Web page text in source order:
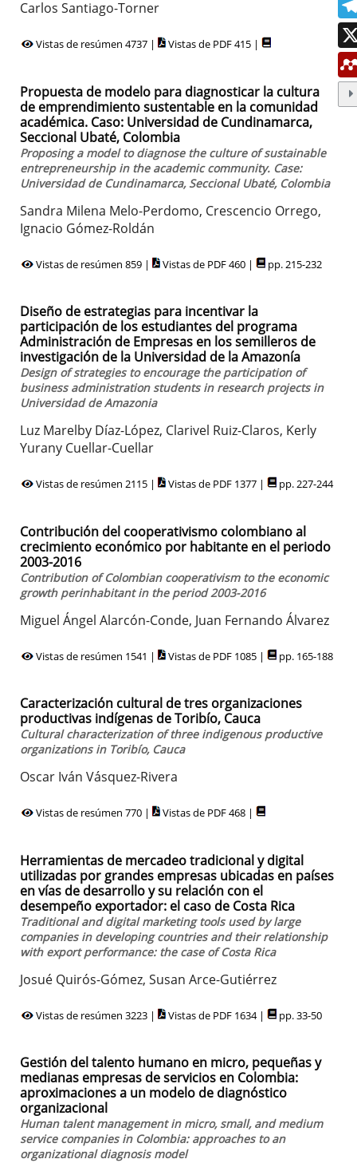
Carlos Santiago-Torner
Vistas de resúmen 4737 | Vistas de PDF 415 |
Propuesta de modelo para diagnosticar la cultura
de emprendimiento sustentable en la comunidad
académica. Caso: Universidad de Cundinamarca,
Seccional Ubaté, Colombia
Proposing a model to diagnose the culture of sustainable
entrepreneurship in the academic community. Case:
Universidad de Cundinamarca, Seccional Ubaté, Colombia
Sandra Milena Melo-Perdomo, Crescencio Orrego,
Ignacio Gómez-Roldán
Vistas de resúmen 859 | Vistas de PDF 460 | pp. 215-232
Diseño de estrategias para incentivar la
participación de los estudiantes del programa
Administración de Empresas en los semilleros de
investigación de la Universidad de la Amazonía
Design of strategies to encourage the participation of
business administration students in research projects in
Universidad de Amazonia
Luz Marelby Díaz-López, Clarivel Ruiz-Claros, Kerly
Yurany Cuellar-Cuellar
Vistas de resúmen 2115 | Vistas de PDF 1377 | pp. 227-244
Contribución del cooperativismo colombiano al
crecimiento económico por habitante en el periodo
2003-2016
Contribution of Colombian cooperativism to the economic
growth perinhabitant in the period 2003-2016
Miguel Ángel Alarcón-Conde, Juan Fernando Álvarez
Vistas de resúmen 1541 | Vistas de PDF 1085 | pp. 165-188
Caracterización cultural de tres organizaciones
productivas indígenas de Toribío, Cauca
Cultural characterization of three indigenous productive
organizations in Toribío, Cauca
Oscar Iván Vásquez-Rivera
Vistas de resúmen 770 | Vistas de PDF 468 |
Herramientas de mercadeo tradicional y digital
utilizadas por grandes empresas ubicadas en países
en vías de desarrollo y su relación con el
desempeño exportador: el caso de Costa Rica
Traditional and digital marketing tools used by large
companies in developing countries and their relationship
with export performance: the case of Costa Rica
Josué Quirós-Gómez, Susan Arce-Gutiérrez
Vistas de resúmen 3223 | Vistas de PDF 1634 | pp. 33-50
Gestión del talento humano en micro, pequeñas y
medianas empresas de servicios en Colombia:
aproximaciones a un modelo de diagnóstico
organizacional
Human talent management in micro, small, and medium
service companies in Colombia: approaches to an
organizational diagnosis model